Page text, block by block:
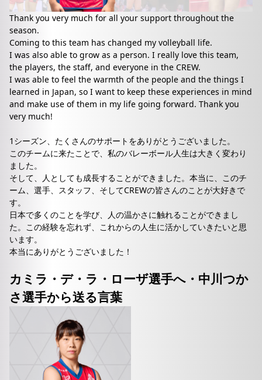
Thank you very much for all your support throughout the
season.
Coming to this team has changed my volleyball life.
I was also able to grow as a person. I really love this team,
the players, the staff, and everyone in the CREW.
I was able to feel the warmth of the people and the things I
learned in Japan, so I want to keep these experiences in mind
and make use of them in my life going forward. Thank you
very much!
1シーズン、たくさんのサポートをありがとうございました。
このチームに来たことで、私のバレーボール人生は大きく変わり
ました。
そして、人としても成長することができました。本当に、このチ
ーム、選手、スタッフ、そしてCREWの皆さんのことが大好きで
す。
日本で多くのことを学び、人の温かさに触れることができまし
た。この経験を忘れず、これからの人生に活かしていきたいと思
います。
本当にありがとうございました！
カミラ・デ・ラ・ローザ選手へ・中川つか
さ選手から送る言葉